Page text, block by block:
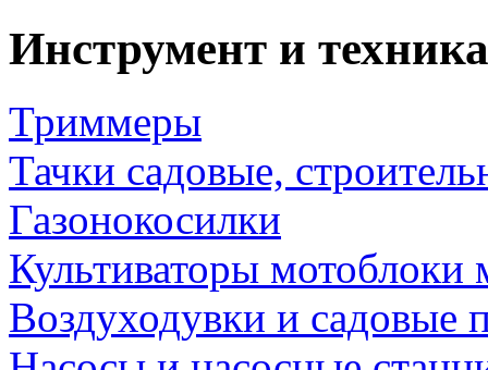
Инструмент и
Триммеры
Тачки садовые,
Газонокосилки
Культиваторы мотоблоки
Воздуходувки и садовые